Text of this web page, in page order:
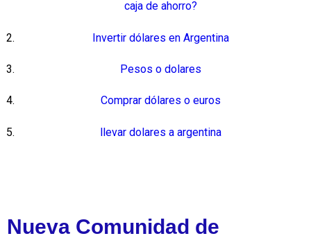
caja de ahorro?
Invertir dólares en Argentina
Pesos o dolares
Comprar dólares o euros
llevar dolares a argentina
Nueva Comunidad de